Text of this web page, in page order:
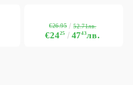
€2425 4743лв.
€26.95 52.71лв.